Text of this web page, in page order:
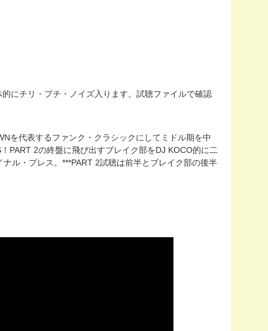
にチリ・プチ・ノイズ入ります。試聴ファイルで確認
を代表するファンク・クラシックにしてミドル期を中
PART 2の終盤に飛び出すブレイク部をDJ KOCO的に二
ル・プレス。***PART 2試聴は前半とブレイク部の後半